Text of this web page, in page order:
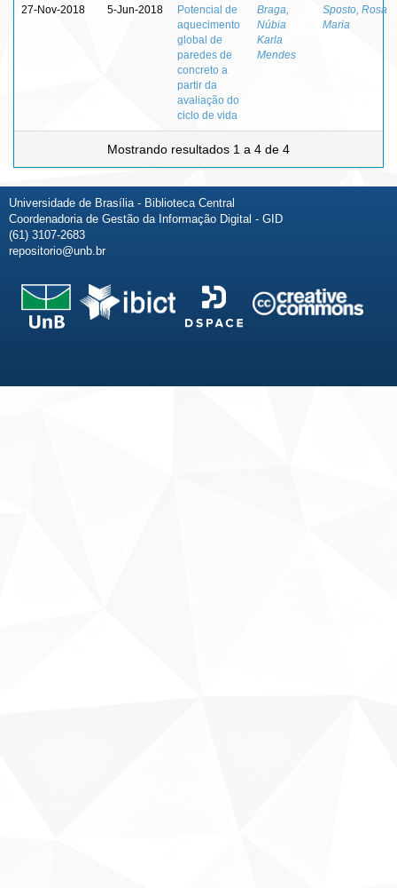
27-Nov-2018 5-Jun-2018
Potencial de
aquecimento
global de
paredes de
concreto a
partir da
avaliação do
ciclo de vida
Braga,
Núbia
Karla
Mendes
Sposto, Rosa
Maria
Mostrando resultados 1 a 4 de 4
Universidade de Brasília - Biblioteca Central
Coordenadoria de Gestão da Informação Digital - GID
(61) 3107-2683
repositorio@unb.br